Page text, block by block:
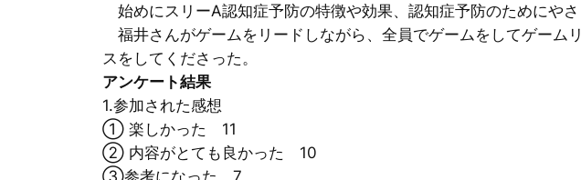
始めにスリーA認知症予防の特徴や効果、認知症予防のためにや
福井さんがゲームをリードしながら、全員でゲームをしてゲーム
スをしてくださった。
アンケート結果
1.参加された感想
① 楽しかった 11
② 内容がとても良かった 10
③参考になった 7